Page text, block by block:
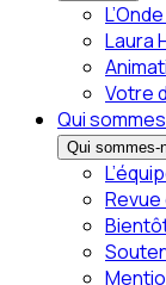
Laura
Votre
Qui
Qui sommes-